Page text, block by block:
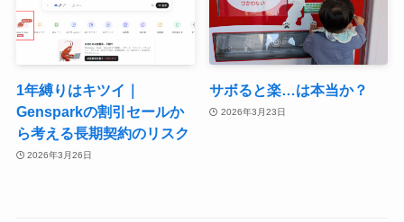
1年縛りはキツイ｜
Gensparkの割引セールか
ら考える長期契約のリスク
2026年3月26日
サボると楽…は本当か？
2026年3月23日